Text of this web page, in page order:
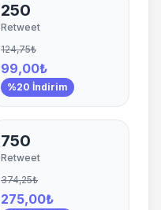
250
Retweet
124,75₺
99,00₺
%20 İndirim
750
Retweet
374,25₺
275,00₺